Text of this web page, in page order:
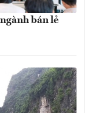
bán lẻ